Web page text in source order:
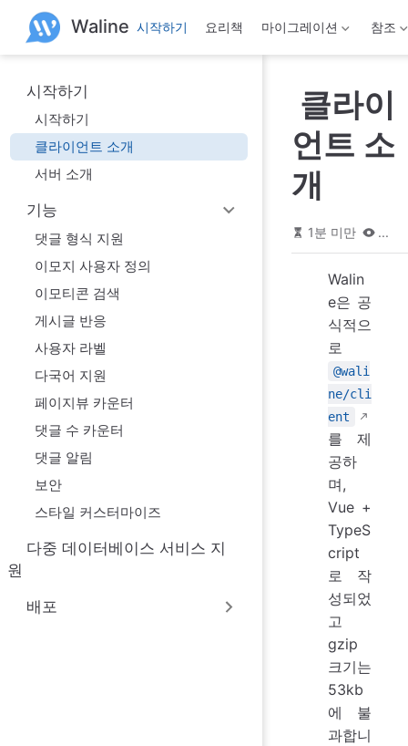
기
Waline 시작하기 요리책 마이그레이션 참조
시작하기
시작하기
클라이언트 소개
서버 소개
기능
댓글 형식 지원
이모지 사용자 정의
이모티콘 검색
게시글 반응
사용자 라벨
다국어 지원
페이지뷰 카운터
댓글 수 카운터
댓글 알림
보안
스타일 커스터마이즈
다중 데이터베이스 서비스 지
원
배포
클라이
언트 소
개
1분 미만 ...
Walin
e은 공
식적으
로
@wali
ne/cli
ent
를 제
공하
며,
Vue +
TypeS
cript
로 작
성되었
고
gzip
크기는
53kb
에 불
과합니